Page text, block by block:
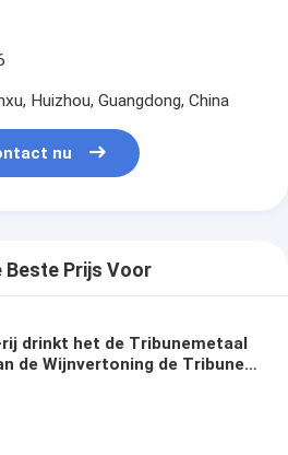
Huizhou, Guangdong, China
nu
Beste Prijs Voor
rij drinkt het de Tribunemetaal
de Wijnvertoning de Tribune